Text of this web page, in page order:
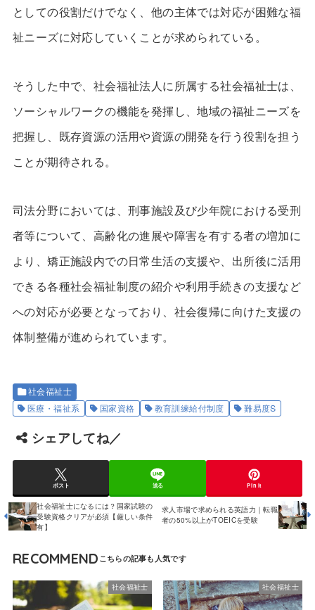
としての役割だけでなく、他の主体では対応が困難な福
祉ニーズに対応していくことが求められている。
そうした中で、社会福祉法人に所属する社会福祉士は、
ソーシャルワークの機能を発揮し、地域の福祉ニーズを
把握し、既存資源の活用や資源の開発を行う役割を担う
ことが期待される。
司法分野においては、刑事施設及び少年院における受刑
者等について、高齢化の進展や障害を有する者の増加に
より、矯正施設内での日常生活の支援や、出所後に活用
できる各種社会福祉制度の紹介や利用手続きの支援など
への対応が必要となっており、社会復帰に向けた支援の
体制整備が進められています。
社会福祉士
医療・福祉系
国家資格 教育訓練給付制度 難易度S
シェアしてね／
ポスト 送る Pin it
社会福祉士になるには？国家試験の
受験資格クリアが必須【厳しい条件
有】
求人市場で求められる英語力｜転職
者の50%以上がTOEICを受験
RECOMMEND
社会福祉士 社会福祉士